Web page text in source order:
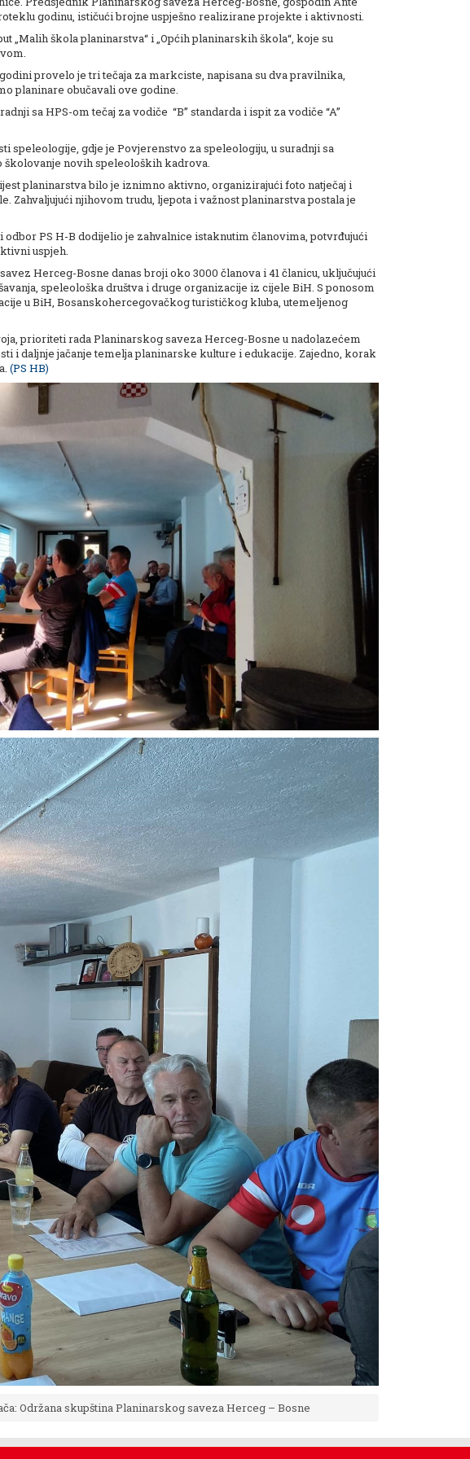
godinu, ističući brojne uspješno realizirane projekte i aktivnosti.
„Malih škola planinarstva“ i „Općih planinarskih škola“, koje su
provelo je tri tečaja za markciste, napisana su dva pravilnika,
planinare obučavali ove godine.
sa HPS-om tečaj za vodiče “B” standarda i ispit za vodiče “A”
speleologije, gdje je Povjerenstvo za speleologiju, u suradnji sa
novih speleoloških kadrova.
planinarstva bilo je iznimno aktivno, organizirajući foto natječaj i
njihovom trudu, ljepota i važnost planinarstva postala je
PS H-B dodijelio je zahvalnice istaknutim članovima, potvrđujući
uspjeh.
Herceg-Bosne danas broji oko 3000 članova i 41 članicu, uključujući
speleološka društva i druge organizacije iz cijele BiH. S ponosom
u BiH, Bosanskohercegovačkog turističkog kluba, utemeljenog
prioriteti rada Planinarskog saveza Herceg-Bosne u nadolazećem
i daljnje jačanje temelja planinarske kulture i edukacije. Zajedno, korak
(PS HB)
Održana skupština Planinarskog saveza Herceg – Bosne